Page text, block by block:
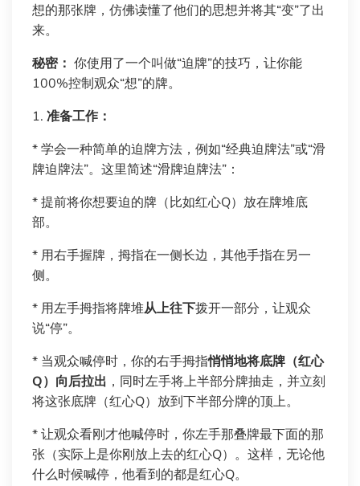
想的那张牌，仿佛读懂了他们的思想并将其“变”了出
来。
秘密： 你使用了一个叫做“迫牌”的技巧，让你能
100%控制观众“想”的牌。
1. 准备工作：
* 学会一种简单的迫牌方法，例如“经典迫牌法”或“滑
牌迫牌法”。这里简述“滑牌迫牌法”：
* 提前将你想要迫的牌（比如红心Q）放在牌堆底
部。
* 用右手握牌，拇指在一侧长边，其他手指在另一
侧。
* 用左手拇指将牌堆从上往下拨开一部分，让观众
说“停”。
* 当观众喊停时，你的右手拇指悄悄地将底牌（红心
Q）向后拉出 ，同时左手将上半部分牌抽走，并立刻
将这张底牌（红心Q）放到下半部分牌的顶上。
* 让观众看刚才他喊停时，你左手那叠牌最下面的那
张（实际上是你刚放上去的红心Q）。这样，无论他
什么时候喊停，他看到的都是红心Q。